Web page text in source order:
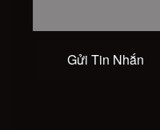
Gửi Tin Nhắn